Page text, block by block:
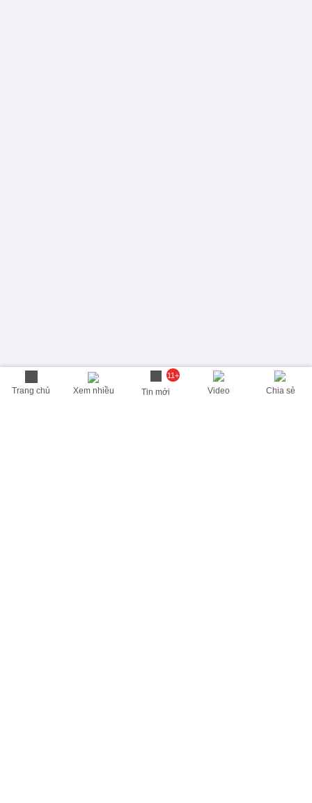
Trang chủ Xem nhiều
11+
Tin mới Video Chia sẻ